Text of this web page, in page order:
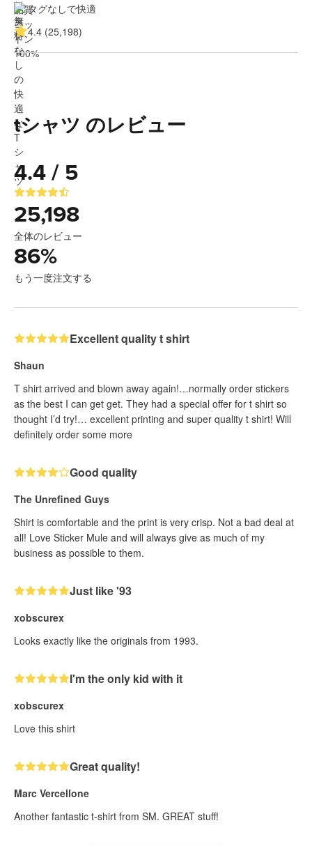
タグなしで快適
4.4 (25,198)
tシャツ のレビュー
4.4 / 5
25,198
全体のレビュー
86%
もう一度注文する
Excellent quality t shirt
Shaun
T shirt arrived and blown away again!…normally order stickers
as the best I can get get. They had a special offer for t shirt so
thought I’d try!… excellent printing and super quality t shirt! Will
definitely order some more
Good quality
The Unrefined Guys
Shirt is comfortable and the print is very crisp. Not a bad deal at
all! Love Sticker Mule and will always give as much of my
business as possible to them.
Just like '93
xobscurex
Looks exactly like the originals from 1993.
I'm the only kid with it
xobscurex
Love this shirt
Great quality!
Marc Vercellone
Another fantastic t-shirt from SM. GREAT stuff!